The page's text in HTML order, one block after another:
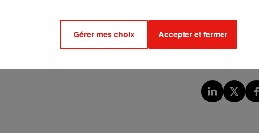
Jacqueline Gourault, la nouvelle ministre de la Cohésion des territoires
et sa rencontre avec les pompiers.
Gérer mes choix Accepter et fermer